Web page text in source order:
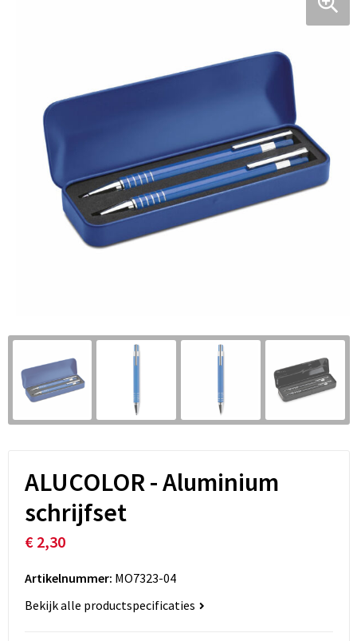
ALUCOLOR - Aluminium
schrijfset
€ 2,30
Artikelnummer: MO7323-04
Bekijk alle productspecificaties